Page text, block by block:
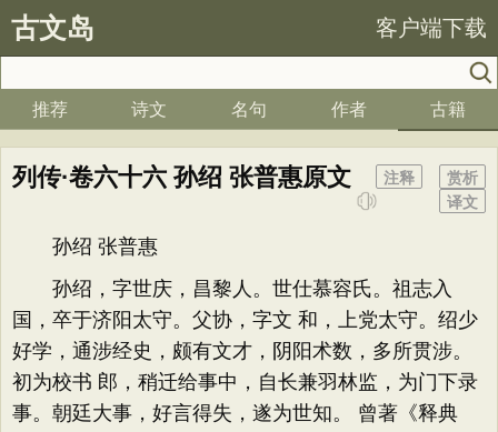
古文岛 客户端下载
推荐 诗文 名句 作者 古籍
列传·卷六十六 孙绍 张普惠原文 赏析
注释
译文
孙绍 张普惠
孙绍，字世庆，昌黎人。世仕慕容氏。祖志入
国，卒于济阳太守。父协，字文 和，上党太守。绍少
好学，通涉经史，颇有文才，阴阳术数，多所贯涉。
初为校书 郎，稍迁给事中，自长兼羽林监，为门下录
事。朝廷大事，好言得失，遂为世知。 曾著《释典